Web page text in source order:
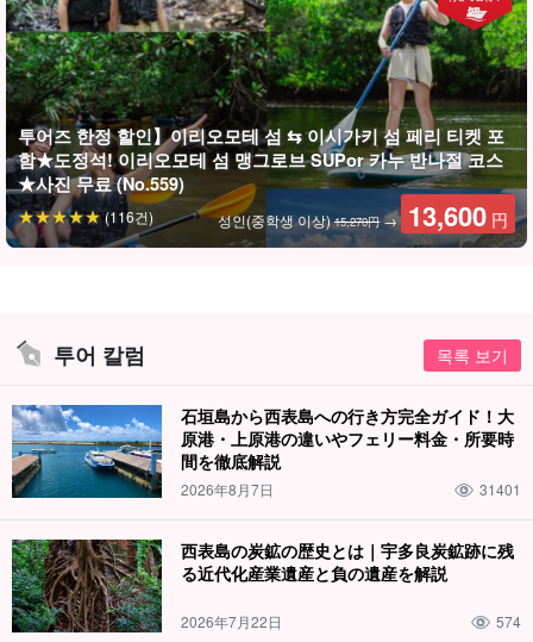
어느 쪽을 체험해볼까?
선택할 수 있는 맹그로브 SUPor 카누
이 플랜에서는 체험하고 싶은 액티비티를 선택할 수 있습니다.
투어즈 한정 할인】이리오모테 섬 ⇆ 이시가키 섬 페리 티켓 포
함★도정석! 이리오모테 섬 맹그로브 SUPor 카누 반나절 코스
★사진 무료 (No.559)
성인(중학생 이상)15,270円→ 13,600 円
(116건)
투어 칼럼 목록 보기
石垣島から西表島への行き方完全ガイド！大
原港・上原港の違いやフェリー料金・所要時
間を徹底解説
2026年8月7日 31401
西表島の炭鉱の歴史とは｜宇多良炭鉱跡に残
る近代化産業遺産と負の遺産を解説
2026年7月22日 574